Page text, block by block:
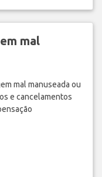
mal
mal manuseada ou
e cancelamentos